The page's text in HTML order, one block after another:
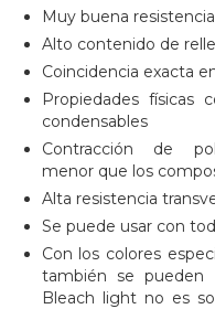
Muy buena
Alto contenido de
Coincidencia exacta
Propiedades físicas
condensables
Contracción de
menor que los
Alta resistencia
Se puede usar con
Con los colores
también se pueden
Bleach light no es